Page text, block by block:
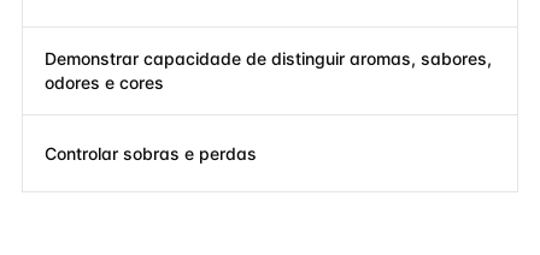
Demonstrar capacidade de distinguir aromas, sabores,
odores e cores
Controlar sobras e perdas